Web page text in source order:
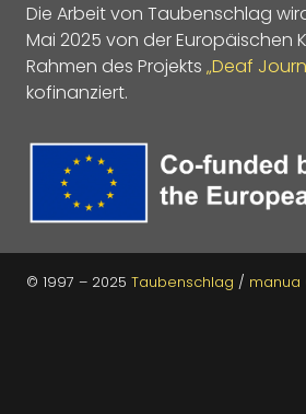
Die Arbeit von Taubenschlag
Mai 2025 von der Europäischen
Rahmen des Projekts „Deaf
kofinanziert.
© 1997 – 2025 Taubenschlag / manua